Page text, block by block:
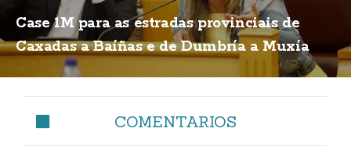
Case 1M para as estradas provinciais de
Caxadas a Baíñas e de Dumbría a Muxía
COMENTARIOS